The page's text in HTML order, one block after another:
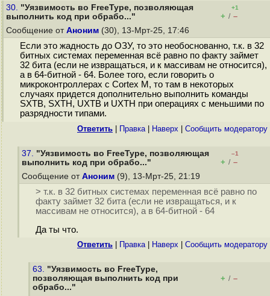
30. "Уязвимость во FreeType, позволяющая
выполнить код при обрабо..."
+1
+ / –
Сообщение от Аноним (30), 13-Мрт-25, 17:46
Если это жадность до ОЗУ, то это необоснованно, т.к. в 32
битных системах переменная всё равно по факту займет
32 бита (если не извращаться, и к массивам не относится),
а в 64-битной - 64. Более того, если говорить о
микроконтроллерах с Cortex M, то там в некоторых
случаях придется дополнительно выполнить команды
SXTB, SXTH, UXTB и UXTH при операциях с меньшими по
разрядности типами.
Ответить Правка| Наверх Cообщить модератору
37. "Уязвимость во FreeType, позволяющая
выполнить код при обрабо..."
–1
+ / –
Сообщение от Аноним (9), 13-Мрт-25, 21:19
> т.к. в 32 битных системах переменная всё равно по
факту займет 32 бита (если не извращаться, и к
массивам не относится), а в 64-битной - 64
Да ты что.
Ответить Правка| Наверх Cообщить модератору
63. "Уязвимость во FreeType,
позволяющая выполнить код при
обрабо..."
+ / –